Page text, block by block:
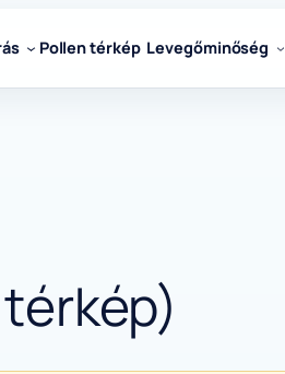
Pollen térkép Levegőminőség